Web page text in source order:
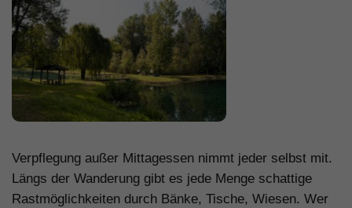
Verpflegung außer Mittagessen nimmt jeder selbst mit.
Längs der Wanderung gibt es jede Menge schattige
Rastmöglichkeiten durch Bänke, Tische, Wiesen. Wer